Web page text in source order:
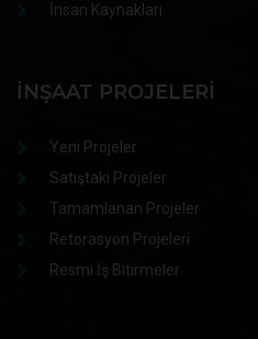
İnsan Kaynakları
İNŞAAT PROJELERI
Yeni Projeler
Satıştaki Projeler
Tamamlanan Projeler
Retorasyon Projeleri
Resmi İş Bitirmeler